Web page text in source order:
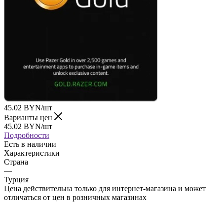
45.02 BYN/шт
Варианты цен
45.02 BYN/шт
Подробности
Есть в наличии
Характеристики
Страна
—
Турция
Цена действительна только для интернет-магазина и может
отличаться от цен в розничных магазинах